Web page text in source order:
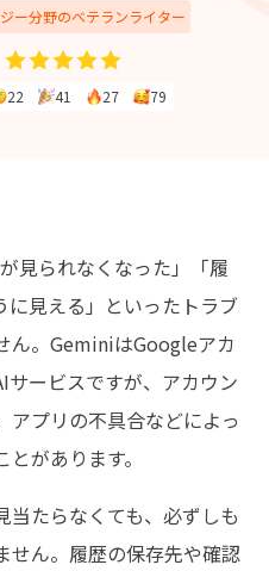
ー分野のベテランライター
22 41 27 79
見られなくなった」「履
に見える」といったトラブ
ん。GeminiはGoogleアカ
サービスですが、アカウン
アプリの不具合などによっ
があります。
当たらなくても、必ずしも
せん。履歴の保存先や確認